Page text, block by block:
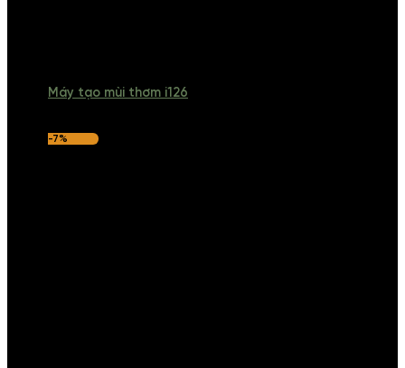
Máy tạo mùi thơm i126
-7%